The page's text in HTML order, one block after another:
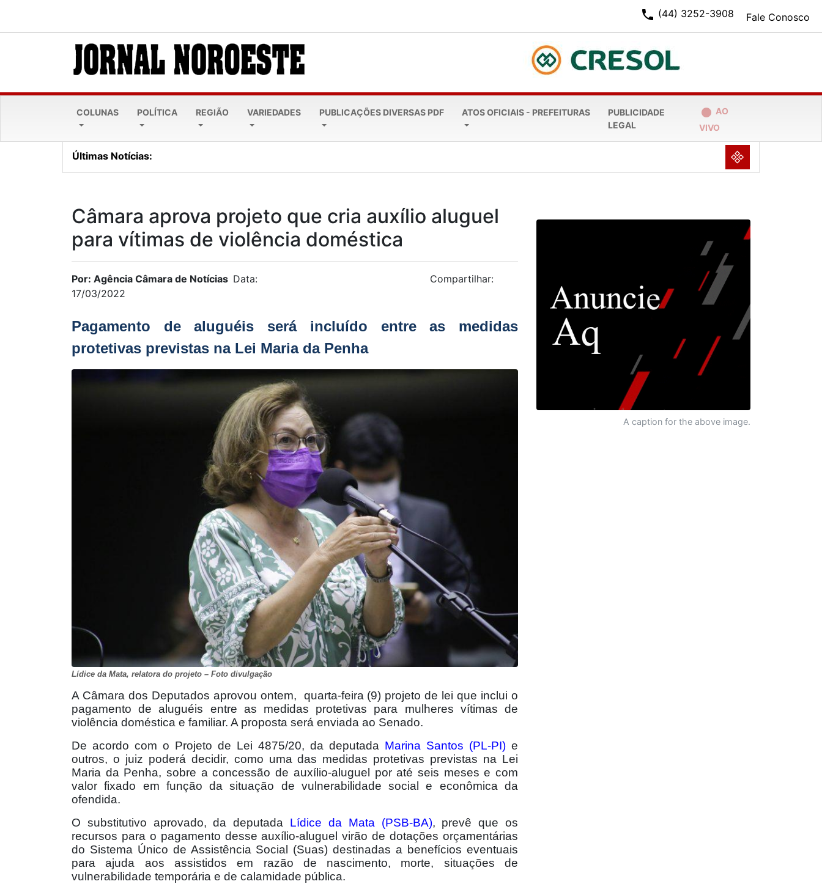
Fale Conosco
phone (44) 3252-3908
COLUNAS POLÍTICA REGIÃO VARIEDADES PUBLICAÇÕES DIVERSAS PDF ATOS OFICIAIS - PREFEITURAS
PUBLICIDADE
LEGAL
fiber_manual_record AO
VIVO
Últimas Notícias: NULL
Câmara aprova projeto que cria auxílio aluguel
para vítimas de violência doméstica
Por: Agência Câmara de Notícias Data:
17/03/2022
Compartilhar:
Pagamento de aluguéis será incluído entre as medidas
protetivas previstas na Lei Maria da Penha
Lídice da Mata, relatora do projeto – Foto divulgação
A Câmara dos Deputados aprovou ontem,
quarta-feira (9) projeto de lei que inclui o
pagamento de aluguéis entre as medidas protetivas para mulheres vítimas de
violência doméstica e familiar. A proposta será enviada ao Senado.
De acordo com o Projeto de Lei 4875/20, da deputada Marina Santos (PL-PI) e
outros, o juiz poderá decidir, como uma das medidas protetivas previstas na Lei
Maria da Penha, sobre a concessão de auxílio-aluguel por até seis meses e com
valor fixado em função da situação de vulnerabilidade social e econômica da
ofendida.
O substitutivo aprovado, da deputada Lídice da Mata (PSB-BA), prevê que os
recursos para o pagamento desse auxílio-aluguel virão de dotações orçamentárias
do Sistema Único de Assistência Social (Suas) destinadas a benefícios eventuais
para ajuda aos assistidos em razão de nascimento, morte, situações de
vulnerabilidade temporária e de calamidade pública.
A caption for the above image.